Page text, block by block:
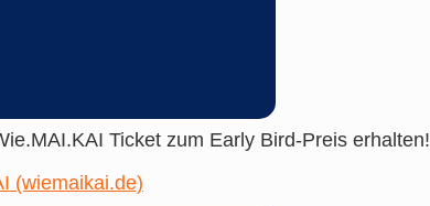
Ticket zum Early Bird-Preis erhalten!
(wiemaikai.de)